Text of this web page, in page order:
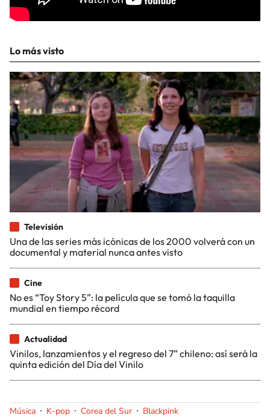
Lo más visto
Televisión
Una de las series más icónicas de los 2000 volverá con un
documental y material nunca antes visto
Cine
No es “Toy Story 5”: la película que se tomó la taquilla
mundial en tiempo récord
Actualidad
Vinilos, lanzamientos y el regreso del 7” chileno: así será la
quinta edición del Día del Vinilo
Música K-pop Corea del Sur Blackpink